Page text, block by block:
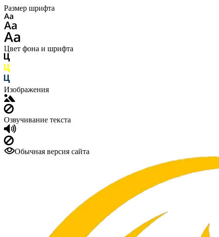
Размер шрифта
Цвет фона и шрифта
Изображения
Озвучивание текста
Обычная версия сайта